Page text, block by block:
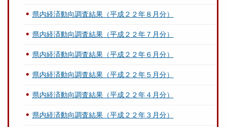
県内経済動向調査結果（平成２２年８月分）
県内経済動向調査結果（平成２２年７月分）
県内経済動向調査結果（平成２２年６月分）
県内経済動向調査結果（平成２２年５月分）
県内経済動向調査結果（平成２２年４月分）
県内経済動向調査結果（平成２２年３月分）